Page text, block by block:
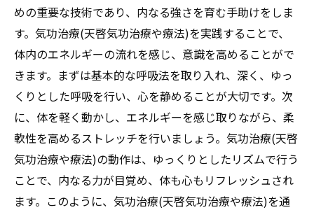
めの重要な技術であり、内なる強さを育む手助けをしま
す。気功治療(天啓気功治療や療法)を実践することで、
体内のエネルギーの流れを感じ、意識を高めることがで
きます。まずは基本的な呼吸法を取り入れ、深く、ゆっ
くりとした呼吸を行い、心を静めることが大切です。次
に、体を軽く動かし、エネルギーを感じ取りながら、柔
軟性を高めるストレッチを行いましょう。気功治療(天啓
気功治療や療法)の動作は、ゆっくりとしたリズムで行う
ことで、内なる力が目覚め、体も心もリフレッシュされ
ます。このように、気功治療(天啓気功治療や療法)を通